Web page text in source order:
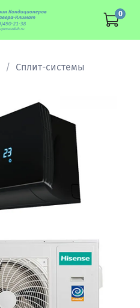
0
Сплит-системы